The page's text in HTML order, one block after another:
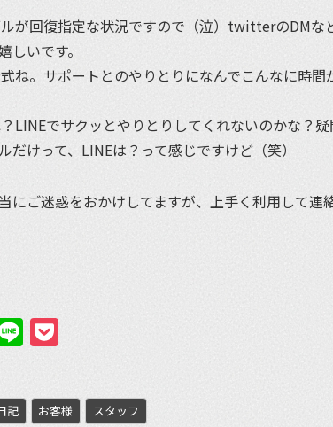
が回復指定な状況ですので（泣）twitterのDMな
しいです。
ね。サポートとのやりとりになんでこんなに時間
LINEでサクッとやりとりしてくれないのかな？疑
だけって、LINEは？って感じですけど（笑）
にご迷惑をおかけしてますが、上手く利用して連
Line
記 お客様
スタッフ